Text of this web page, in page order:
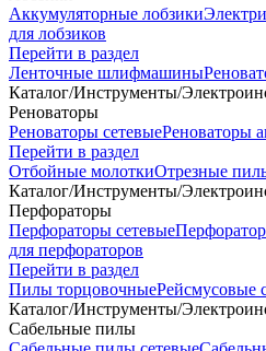
Аккумуляторные лобзики
для лобзиков
Перейти в раздел
Ленточные шлифмашины
Каталог/Инструменты/
Реноваторы
Реноваторы сетевыеРеноваторы
Перейти в раздел
Отбойные молоткиОтрезные
Каталог/Инструменты/
Перфораторы
Перфораторы сетевые
для перфораторов
Перейти в раздел
Пилы торцовочныеРейсмусовые
Каталог/Инструменты/
Сабельные пилы